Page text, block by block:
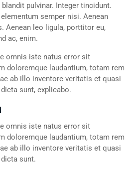
pulvinar. Integer tincidunt.
semper nisi. Aenean
Aenean leo ligula, porttitor eu,
ac, enim.
omnis iste natus error sit
doloremque laudantium, totam rem
ab illo inventore veritatis et quasi
sunt, explicabo.
omnis iste natus error sit
doloremque laudantium, totam rem
ab illo inventore veritatis et quasi
sunt.